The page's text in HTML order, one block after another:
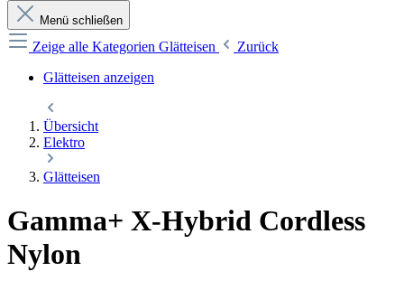
Menü schließen
Zeige alle Kategorien Glätteisen
Zurück
Glätteisen anzeigen
Übersicht
Elektro
Glätteisen
Gamma+ X-Hybrid Cordless
Nylon